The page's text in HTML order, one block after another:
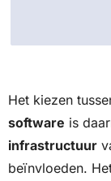
Het kiezen
software is
infrastructuur
beïnvloeden.